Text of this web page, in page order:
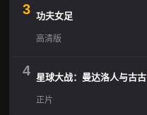
3 功夫女足
高清版
4 星球大战：曼达洛人与古古
正片